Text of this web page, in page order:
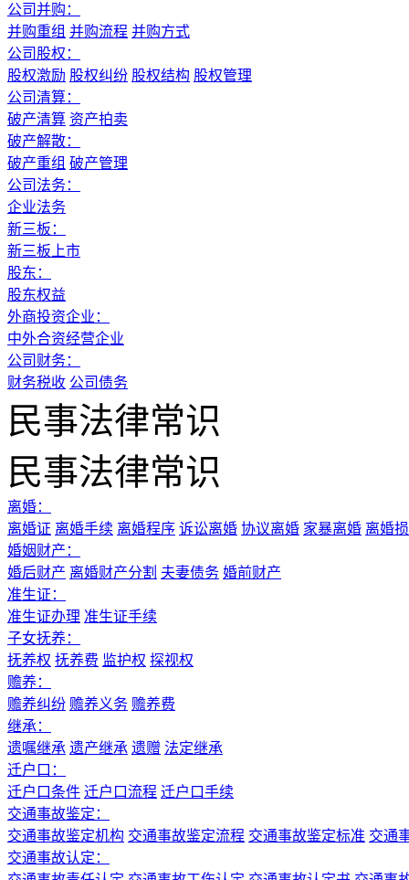
公司并购：
并购重组 并购流程 并购方式
公司股权：
股权激励 股权纠纷 股权结构 股权管理
公司清算：
破产清算 资产拍卖
破产解散：
破产重组 破产管理
公司法务：
企业法务
新三板：
新三板上市
股东：
股东权益
外商投资企业：
中外合资经营企业
公司财务：
财务税收 公司债务
民事法律常识
民事法律常识
离婚：
离婚证 离婚手续 离婚程序 诉讼离婚 协议离婚 家暴离婚 离婚
婚姻财产：
婚后财产 离婚财产分割 夫妻债务 婚前财产
准生证：
准生证办理 准生证手续
子女抚养：
抚养权 抚养费 监护权 探视权
赡养：
赡养纠纷 赡养义务 赡养费
继承：
遗嘱继承 遗产继承 遗赠 法定继承
迁户口：
迁户口条件 迁户口流程 迁户口手续
交通事故鉴定：
交通事故鉴定机构 交通事故鉴定流程 交通事故鉴定标准 交通
交通事故认定：